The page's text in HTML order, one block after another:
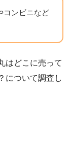
コンビニなど
はどこに売って
について調査し